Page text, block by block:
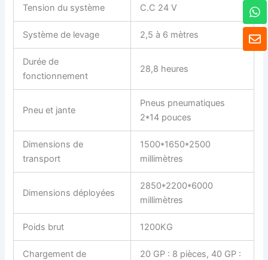
Tension du système C.C 24 V
Système de levage 2,5 à 6 mètres
Durée de
fonctionnement
28,8 heures
Pneu et jante
Pneus pneumatiques
2*14 pouces
Dimensions de
transport
1500*1650*2500
millimètres
Dimensions déployées
2850*2200*6000
millimètres
Poids brut 1200KG
Chargement de
20 GP : 8 pièces, 40 GP :
E
n
W
h
a
t
s